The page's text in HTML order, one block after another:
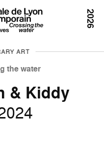
ART
the water
& Kiddy
2026